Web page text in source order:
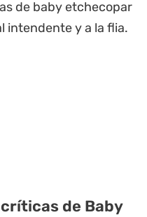
críticas de Baby